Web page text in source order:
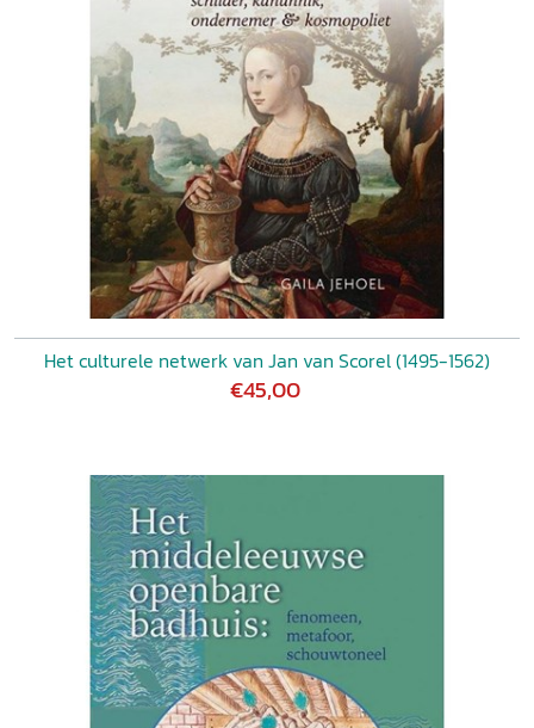
Het culturele netwerk van Jan van Scorel (1495-1562)
€45,00